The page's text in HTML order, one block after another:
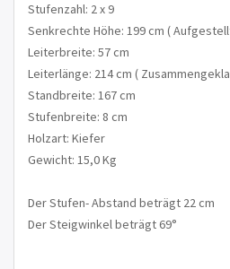
Stufenzahl: 2 x 9
Senkrechte Höhe: 199 cm (
Leiterbreite: 57 cm
Leiterlänge: 214 cm (
Standbreite: 167 cm
Stufenbreite: 8 cm
Holzart: Kiefer
Gewicht: 15,0 Kg
Der Stufen- Abstand beträgt 22 cm
Der Steigwinkel beträgt 69°